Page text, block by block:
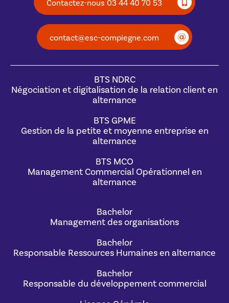
Contactez-nous 03 44 40 70 53
contact@esc-compiegne.com
BTS NDRC
Négociation et digitalisation de la relation client en
alternance
BTS GPME
Gestion de la petite et moyenne entreprise en
alternance
BTS MCO
Management Commercial Opérationnel en
alternance
Bachelor
Management des organisations
Bachelor
Responsable Ressources Humaines en alternance
Bachelor
Responsable du développement commercial